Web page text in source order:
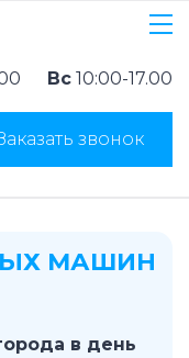
Вс 10:00-17.00
звонок
МАШИН
в день